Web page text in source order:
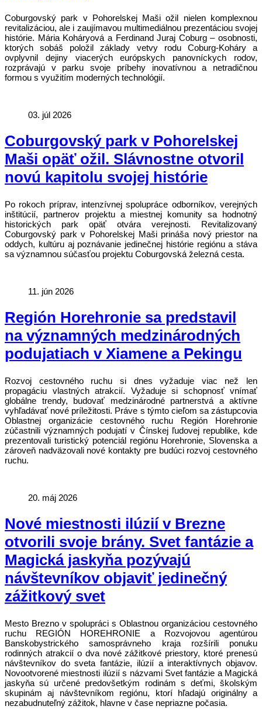
Coburgovský park v Pohorelskej Maši ožil nielen komplexnou
revitalizáciou, ale i zaujímavou multimediálnou prezentáciou svojej
histórie. Mária Koháryová a Ferdinand Juraj Coburg – osobnosti,
ktorých sobáš položil základy vetvy rodu Coburg-Koháry a
ovplyvnil dejiny viacerých európskych panovníckych rodov,
rozprávajú v parku svoje príbehy inovatívnou a netradičnou
formou s využitím moderných technológií.
03. júl 2026
Coburgovský park v Pohorelskej
Maši opäť ožil. Slávnostne otvoril
novú kapitolu svojej histórie
Po rokoch príprav, intenzívnej spolupráce odborníkov, verejných
inštitúcií, partnerov projektu a miestnej komunity sa hodnotný
historických park opäť otvára verejnosti. Revitalizovaný
Coburgovský park v Pohorelskej Maši prináša nový priestor na
oddych, kultúru aj poznávanie jedinečnej histórie regiónu a stáva
sa významnou súčasťou projektu Coburgovská železná cesta.
11. jún 2026
Región Horehronie sa predstavil
na významných medzinárodných
podujatiach v Xiamene a Pekingu
Rozvoj cestovného ruchu si dnes vyžaduje viac než len
propagáciu vlastných atrakcií. Vyžaduje si schopnosť vnímať
globálne trendy, budovať medzinárodné partnerstvá a aktívne
vyhľadávať nové príležitosti. Práve s týmto cieľom sa zástupcovia
Oblastnej organizácie cestovného ruchu Región Horehronie
zúčastnili významných podujatí v Čínskej ľudovej republike, kde
prezentovali turistický potenciál regiónu Horehronie, Slovenska a
zároveň nadväzovali nové kontakty pre budúci rozvoj cestovného
ruchu.
20. máj 2026
Nové miestnosti ilúzií v Brezne
otvorili svoje brány. Svet fantázie a
Magická jaskyňa pozývajú
návštevníkov objaviť jedinečný
zážitkový svet
Mesto Brezno v spolupráci s Oblastnou organizáciou cestovného
ruchu REGIÓN HOREHRONIE a Rozvojovou agentúrou
Banskobystrického samosprávneho kraja rozšírili ponuku
rodinných atrakcií o dva nové zážitkové priestory, ktoré prenesú
návštevníkov do sveta fantázie, ilúzií a interaktívnych objavov.
Novootvorené miestnosti ilúzií s názvami Svet fantázie a Magická
jaskyňa sú určené predovšetkým rodinám s deťmi, školským
skupinám aj návštevníkom regiónu, ktorí hľadajú originálny a
nezabudnuteľný zážitok, hlavne v čase nepriazne počasia.